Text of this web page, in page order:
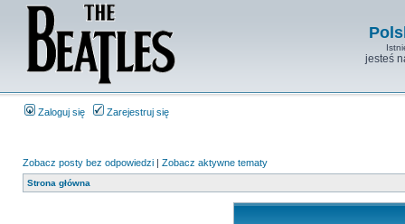
jesteś
Zaloguj się Zarejestruj się
Zobacz posty bez odpowiedzi | Zobacz aktywne tematy
Strona główna